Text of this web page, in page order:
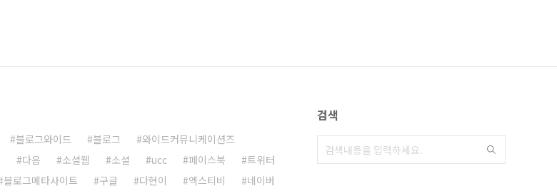
블로그와이드 블로그
와이드커뮤니케이션즈
다음 소셜웹 소셜 ucc 페이스북
트위터
블로그메타사이트 구글 다현이 엑스티비
네이버
검색